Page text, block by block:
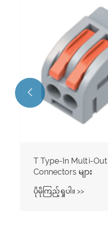
T Type-In Multi-
Connectors များ
ပိုမိုကြည့်ရှုပါ။ >>
